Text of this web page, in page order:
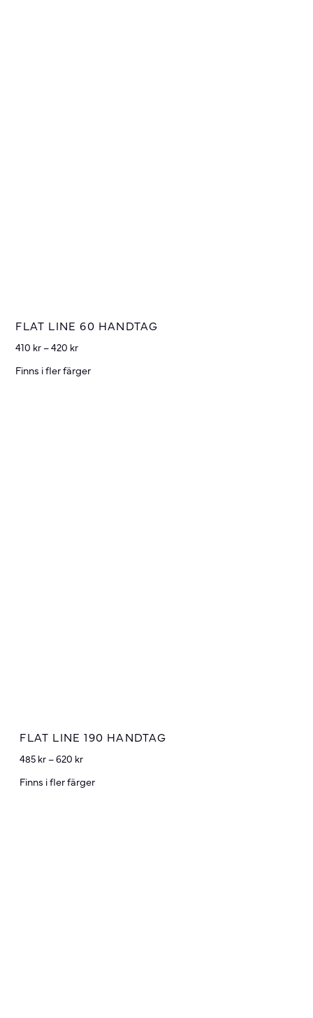
FLAT LINE 60 HANDTAG
410 kr–420 kr
Finns i fler färger
FLAT LINE 190 HANDTAG
485 kr–620 kr
Finns i fler färger